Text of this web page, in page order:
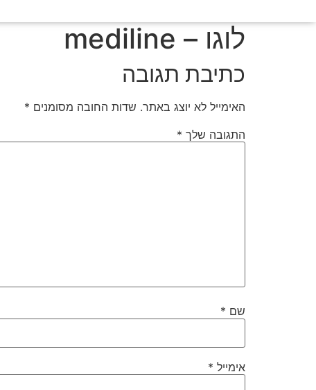
לוגו – mediline
כתיבת תגובה
האימייל לא יוצג באתר. שדות החובה מסומנים *
התגובה שלך *
שם *
אימייל *